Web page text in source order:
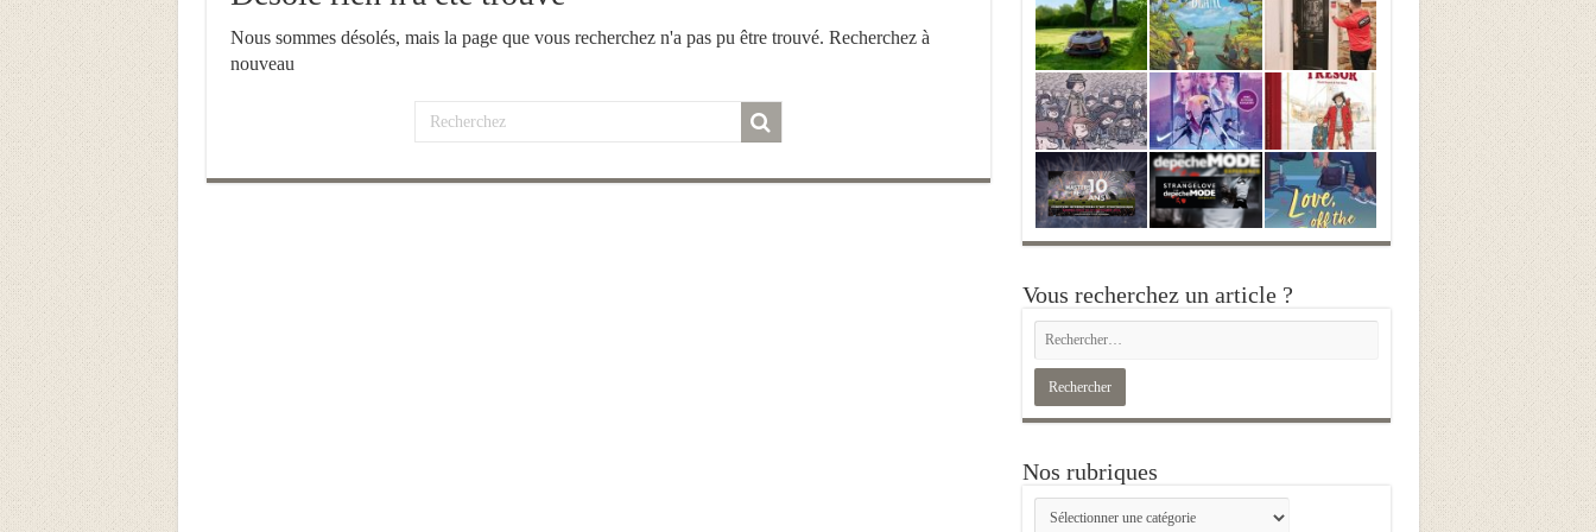
Nous sommes désolés, mais la page que vous recherchez n'a pas pu être trouvé. Recherchez à
nouveau
Vous recherchez un article ?
Nos rubriques
Nos